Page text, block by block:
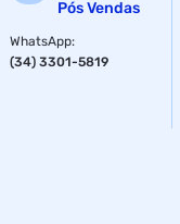
Pós Vendas
WhatsApp:
(34) 3301-5819